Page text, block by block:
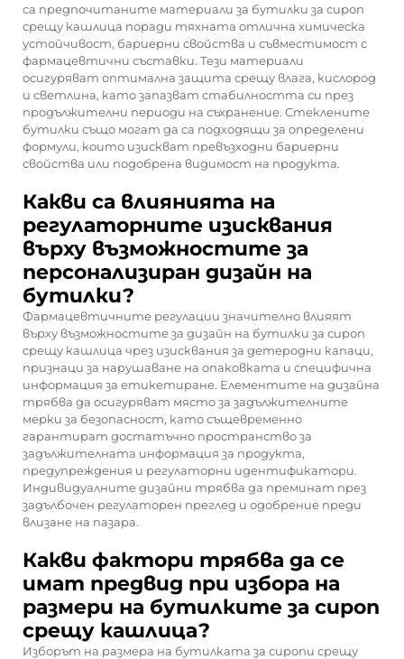
са предпочитаните материали за бутилки за сироп
срещу кашлица поради тяхната отлична химическа
устойчивост, бариерни свойства и съвместимост с
фармацевтични съставки. Тези материали
осигуряват оптимална защита срещу влага, кислород
и светлина, като запазват стабилността си през
продължителни периоди на съхранение. Стеклените
бутилки също могат да са подходящи за определени
формули, които изискват превъзходни бариерни
свойства или подобрена видимост на продукта.
Какви са влиянията на
регулаторните изисквания
върху възможностите за
персонализиран дизайн на
бутилки?
Фармацевтичните регулации значително влияят
върху възможностите за дизайн на бутилки за сироп
срещу кашлица чрез изисквания за детеродни капаци,
признаци за нарушаване на опаковката и специфична
информация за етикетиране. Елементите на дизайна
трябва да осигуряват място за задължителните
мерки за безопасност, като същевременно
гарантират достатъчно пространство за
задължителната информация за продукта,
предупреждения и регулаторни идентификатори.
Индивидуалните дизайни трябва да преминат през
задълбочен регулаторен преглед и одобрение преди
влизане на пазара.
Какви фактори трябва да се
имат предвид при избора на
размери на бутилките за сироп
срещу кашлица?
Изборът на размера на бутилката за сиропи срещу